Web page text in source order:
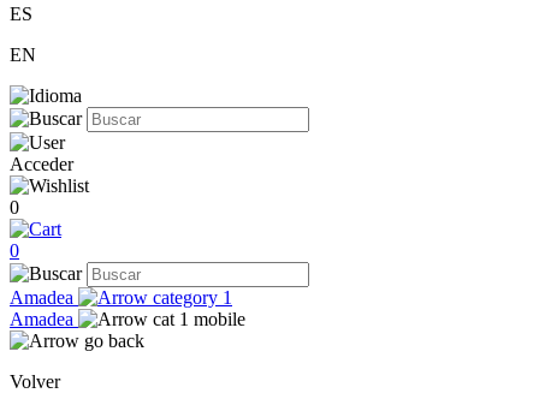
ES
EN
Acceder
0
0
Amadea
Amadea
Volver